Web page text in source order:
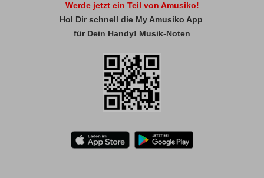
Werde jetzt ein Teil von Amusiko!
Hol Dir schnell die My Amusiko App
für Dein Handy! Musik-Noten